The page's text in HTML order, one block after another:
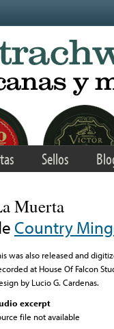
Sellos
Muerta
Country
was also released and
at House Of Falcon
by Lucio G. Cardenas.
excerpt
file not available